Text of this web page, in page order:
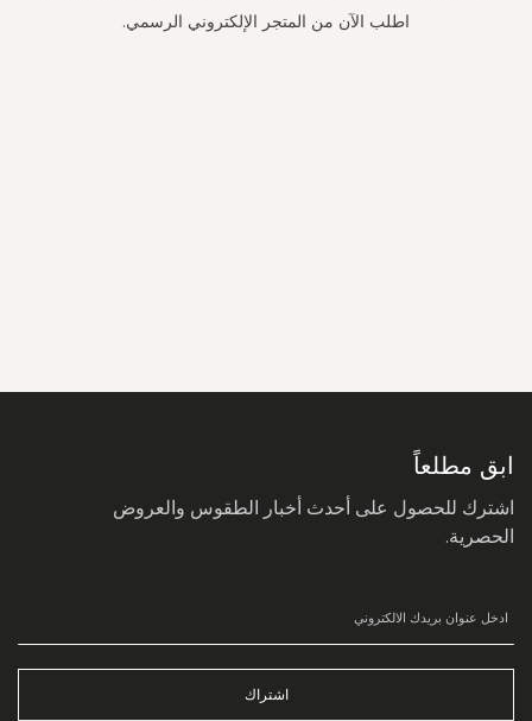
اطلب الآن من المتجر الإلكتروني الرسمي.
ابق مطلعاً
اشترك للحصول على أحدث أخبار الطقوس والعروض
الحصرية.
اشتراك